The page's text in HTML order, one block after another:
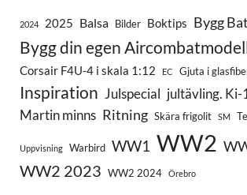
2024 2025 Balsa Bilder Boktips Bygg
Bygg din egen
Corsair F4U-4 i skala 1:12 EC Gjuta i
Inspiration Julspecial jultävling. Ki-
Martin minns Ritning Skära frigolit SM
Uppvisning Warbird WW1 WW2
WW2 2023 WW2 2024 Örebro